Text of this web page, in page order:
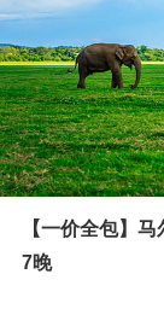
【一价全包】
7晚